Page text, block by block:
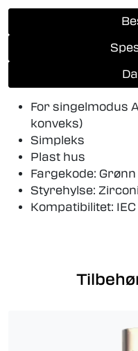
For singelmodus
konveks)
Simpleks
Plast hus
Fargekode: Grønn
Styrehylse:
Kompatibilitet: IEC